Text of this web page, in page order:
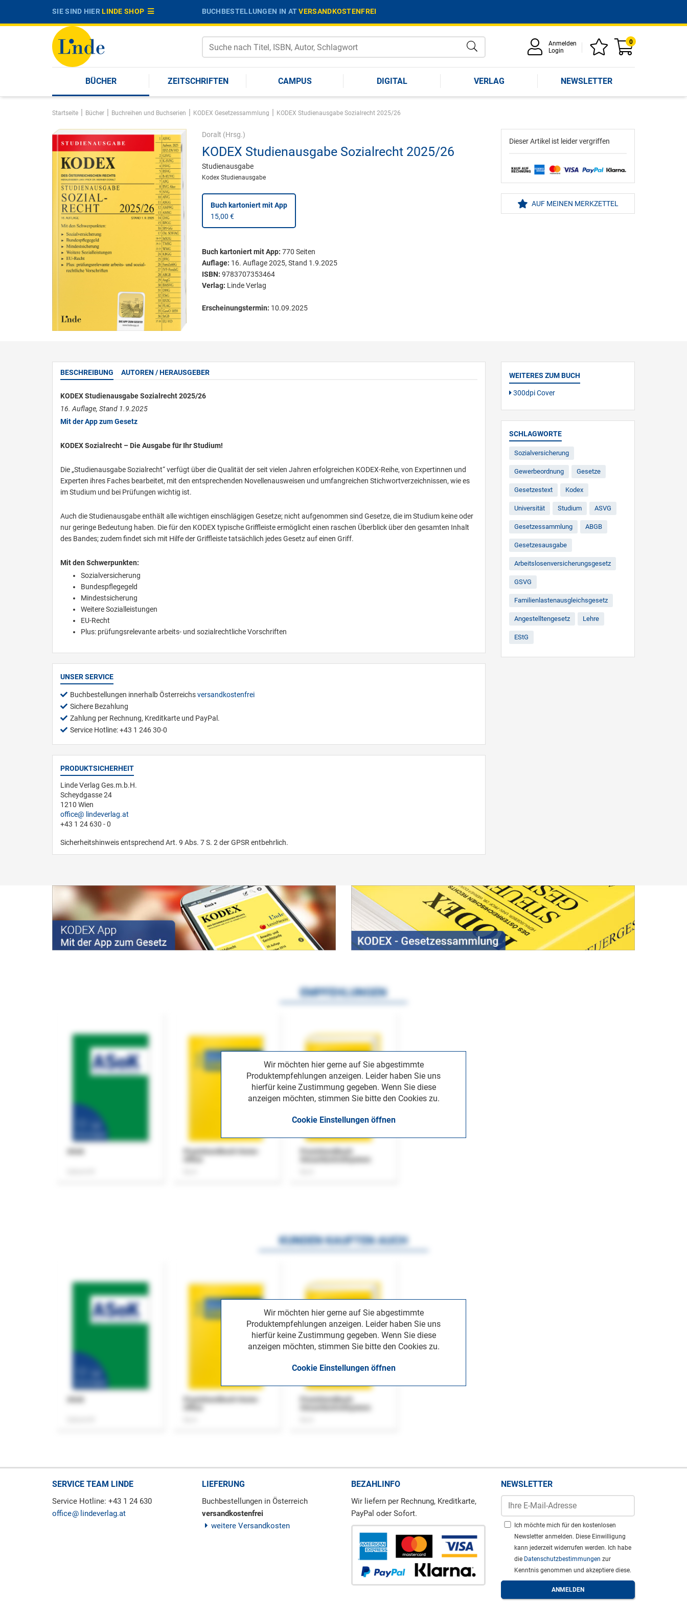
SIE SIND HIERLINDE SHOP BUCHBESTELLUNGEN IN ATVERSANDKOSTENFREI
Anmelden
Login
0
BÜCHER ZEITSCHRIFTEN CAMPUS DIGITAL VERLAG NEWSLETTER
Startseite | Bücher | Buchreihen und Buchserien | KODEX Gesetzessammlung | KODEX Studienausgabe Sozialrecht 2025/26
Doralt (Hrsg.)
KODEX Studienausgabe Sozialrecht 2025/26
Studienausgabe
Kodex Studienausgabe
Buch kartoniertmit App
15,00 €
Buch kartoniertmit App: 770 Seiten
Auflage: 16. Auflage 2025, Stand 1.9.2025
ISBN: 9783707353464
Verlag: Linde Verlag
Erscheinungstermin: 10.09.2025
Dieser Artikel ist leider vergriffen
AUF MEINEN MERKZETTEL
BESCHREIBUNG AUTOREN / HERAUSGEBER
KODEX Studienausgabe Sozialrecht 2025/26
16. Auflage, Stand 1.9.2025
Mit der App zum Gesetz
KODEX Sozialrecht – Die Ausgabe für Ihr Studium!
Die „Studienausgabe Sozialrecht“ verfügt über die Qualität der seit vielen Jahren erfolgreichen KODEX-Reihe, von Expertinnen und
Experten ihres Faches bearbeitet, mit den entsprechenden Novellenausweisen und umfangreichen Stichwortverzeichnissen, wie es
im Studium und bei Prüfungen wichtig ist.
Auch die Studienausgabe enthält alle wichtigen einschlägigen Gesetze; nicht aufgenommen sind Gesetze, die im Studium keine oder
nur geringe Bedeutung haben. Die für den KODEX typische Griffleiste ermöglicht einen raschen Überblick über den gesamten Inhalt
des Bandes; zudem findet sich mit Hilfe der Griffleiste tatsächlich jedes Gesetz auf einen Griff.
Mit den Schwerpunkten:
Sozialversicherung
Bundespflegegeld
Mindestsicherung
Weitere Sozialleistungen
EU-Recht
Plus: prüfungsrelevante arbeits- und sozialrechtliche Vorschriften
UNSER SERVICE
Buchbestellungen innerhalb Österreichsversandkostenfrei
Sichere Bezahlung
Zahlung per Rechnung, Kreditkarte und PayPal.
Service Hotline: +43 1 246 30-0
PRODUKTSICHERHEIT
Linde Verlag Ges.m.b.H.
Scheydgasse 24
1210 Wien
office
lindeverlag.at
+43 1 24 630 - 0
Sicherheitshinweis entsprechend Art. 9 Abs. 7 S. 2 der GPSR entbehrlich.
WEITERES ZUM BUCH
300dpi Cover
SCHLAGWORTE
Sozialversicherung
Gewerbeordnung Gesetze
Gesetzestext Kodex
Universität Studium ASVG
Gesetzessammlung ABGB
Gesetzesausgabe
Arbeitslosenversicherungsgesetz
GSVG
Familienlastenausgleichsgesetz
Angestelltengesetz Lehre
EStG
Wir möchten hier gerne auf Sie abgestimmte
Produktempfehlungen anzeigen. Leider haben Sie uns
hierfür keine Zustimmung gegeben. Wenn Sie diese
anzeigen möchten, stimmen Sie bitte den Cookies zu.
Cookie Einstellungen öffnen
EMPFEHLUNGEN
Praxishandbuch Home-
Praxishandbuch
Wir möchten hier gerne auf Sie abgestimmte
Produktempfehlungen anzeigen. Leider haben Sie uns
hierfür keine Zustimmung gegeben. Wenn Sie diese
anzeigen möchten, stimmen Sie bitte den Cookies zu.
Cookie Einstellungen öffnen
KUNDEN KAUFTEN AUCH
Praxishandbuch Home-
Praxishandbuch
SERVICE TEAM LINDE
Service Hotline: +43 1 24 630
office
lindeverlag.at
LIEFERUNG
Buchbestellungen in Österreich
versandkostenfrei
weitere Versandkosten
BEZAHLINFO
Wir liefern per Rechnung, Kreditkarte,
PayPal oder Sofort.
NEWSLETTER
Ich möchte mich für den kostenlosen
Newsletter anmelden. Diese Einwilligung
kann jederzeit widerrufen werden. Ich habe
die Datenschutzbestimmungen zur
Kenntnis genommen und akzeptiere diese.